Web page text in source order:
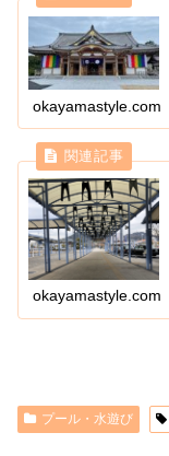
okayamastyle.com
okayamastyle.com
プール・水遊び